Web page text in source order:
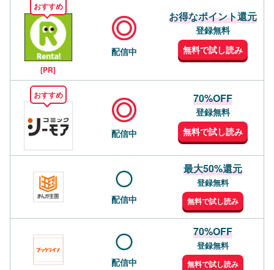
おすすめ
[PR]
配信中
お得なポイント還元
登録無料
無料で試し読み
おすすめ
配信中
70%OFF
登録無料
無料で試し読み
配信中
最大50%還元
登録無料
無料で試し読み
配信中
70%OFF
登録無料
無料で試し読み